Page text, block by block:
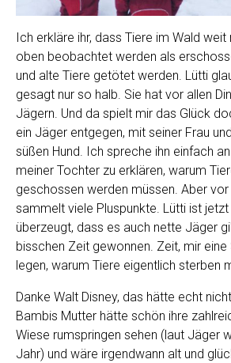
Ich erkläre ihr, dass Tiere im Wald
oben beobachtet werden als
und alte Tiere getötet werden. Lütti
gesagt nur so halb. Sie hat vor allen
Jägern. Und da spielt mir das Glück
ein Jäger entgegen, mit seiner Frau
süßen Hund. Ich spreche ihn einfach
meiner Tochter zu erklären, warum
geschossen werden müssen. Aber vor
sammelt viele Pluspunkte. Lütti ist jetzt
überzeugt, dass es auch nette Jäger
bisschen Zeit gewonnen. Zeit, mir
legen, warum Tiere eigentlich sterben
Danke Walt Disney, das hätte echt
Bambis Mutter hätte schön ihre
Wiese rumspringen sehen (laut Jäger
Jahr) und wäre irgendwann alt und